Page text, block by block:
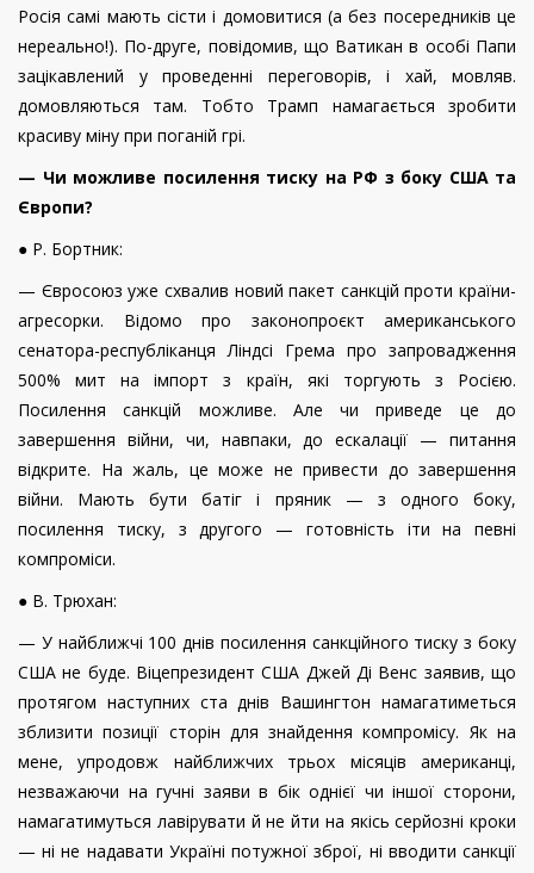
Росія самі мають сісти і домовитися (а без посередників це
нереально!). По-друге, повідомив, що Ватикан в особі Папи
зацікавлений у проведенні переговорів, і хай, мовляв.
домовляються там. Тобто Трамп намагається зробити
красиву міну при поганій грі.
— Чи можливе посилення тиску на РФ з боку США та
Європи?
● Р. Бортник:
— Євросоюз уже схвалив новий пакет санкцій проти країни-
агресорки. Відомо про законопроєкт американського
сенатора-республіканця Ліндсі Грема про запровадження
500% мит на імпорт з країн, які торгують з Ро­сією.
Посилення санкцій можливе. Але чи приведе це до
завершення війни, чи, навпаки, до ескалації — питання
відкрите. На жаль, це може не привести до завершення
війни. Мають бути батіг і пряник — з одного боку,
посилення тиску, з другого — готовність іти на певні
компроміси.
● В. Трюхан:
— У найближчі 100 днів посилення санкційного тиску з боку
США не буде. Віцепрезидент США Джей Ді Венс заявив, що
протягом наступних ста днів Вашингтон намагатиметься
зблизити позиції сторін для знайдення компромісу. Як на
мене, упродовж найближчих трьох місяців американці,
незважаючи на гучні заяви в бік однієї чи іншої сторони,
намагатимуться лавірувати й не йти на якісь серйозні кроки
— ні не надавати Україні потужної зброї, ні вводити санкції